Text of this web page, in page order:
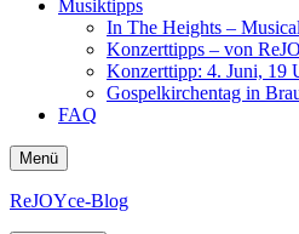
Musiktipps
In The Heights –
Konzerttipps – von
Konzerttipp: 4. Juni, 19
Gospelkirchentag in
FAQ
Menü
ReJOYce-Blog